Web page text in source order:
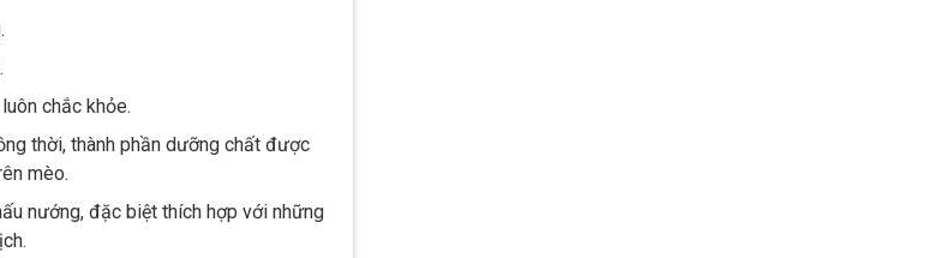
chắc khỏe.
thời, thành phần dưỡng chất được
mèo.
nướng, đặc biệt thích hợp với những